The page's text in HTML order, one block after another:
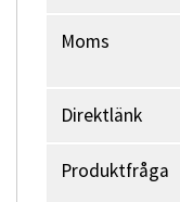
Moms
Direktlänk
Produktfråga